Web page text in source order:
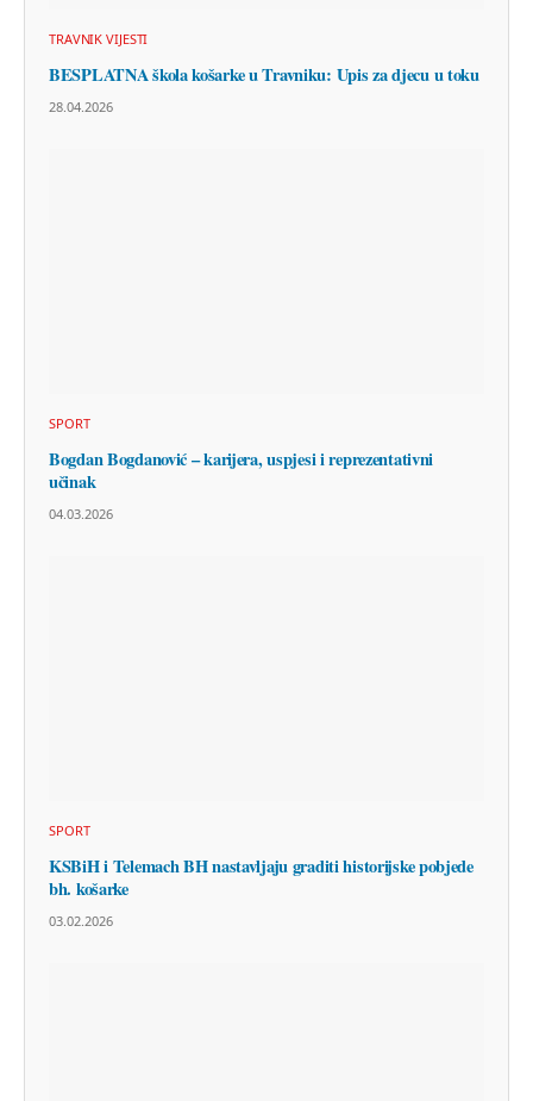
TRAVNIK VIJESTI
BESPLATNA škola košarke u Travniku: Upis za djecu u toku
28.04.2026
SPORT
Bogdan Bogdanović – karijera, uspjesi i reprezentativni
učinak
04.03.2026
SPORT
KSBiH i Telemach BH nastavljaju graditi historijske pobjede
bh. košarke
03.02.2026